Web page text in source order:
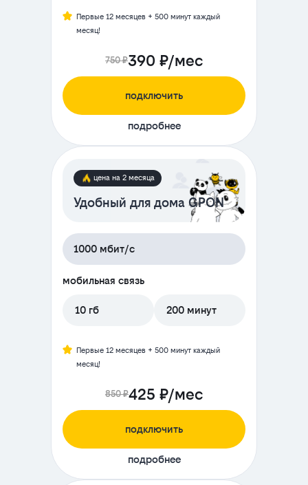
Первые 12 месяцев + 500 минут каждый
месяц!
750 ₽390 ₽/мес
подключить
подробнее
цена на 2 месяца
Удобный для дома GPON
1000 мбит/с
мобильная связь
10 гб 200 минут
Первые 12 месяцев + 500 минут каждый
месяц!
850 ₽425 ₽/мес
подключить
подробнее